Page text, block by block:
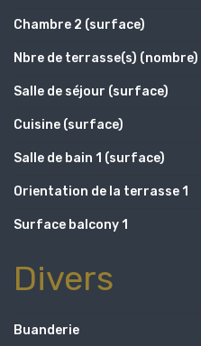
Chambre 2 (surface)
Nbre de terrasse(s) (nombre)
Salle de séjour (surface)
Cuisine (surface)
Salle de bain 1 (surface)
Orientation de la terrasse 1
Surface balcony 1
Divers
Buanderie